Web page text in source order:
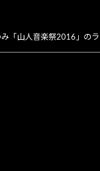
「山人音楽祭2016」の